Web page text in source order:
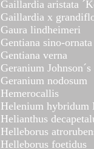
Gaillardia aristata
Gaillardia x
Gaura lindheimeri
Gentiana sino-ornata
Gentiana verna
Geranium
Geranium nodosum
Hemerocallis
Helenium hybridum
Helianthus
Helleborus
Helleborus foetidus